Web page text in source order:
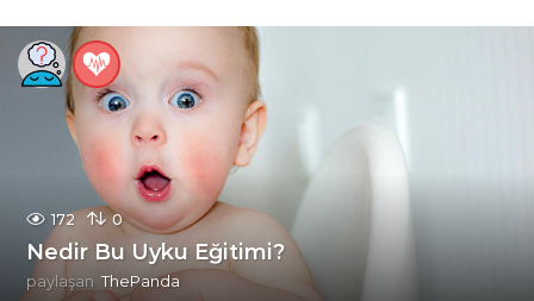
172 0
Nedir Bu Uyku Eğitimi?
paylaşan ThePanda